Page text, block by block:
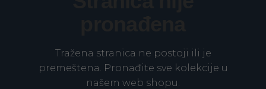
Tražena stranica ne postoji ili je
premeštena. Pronađite sve kolekcije u
našem web shopu.